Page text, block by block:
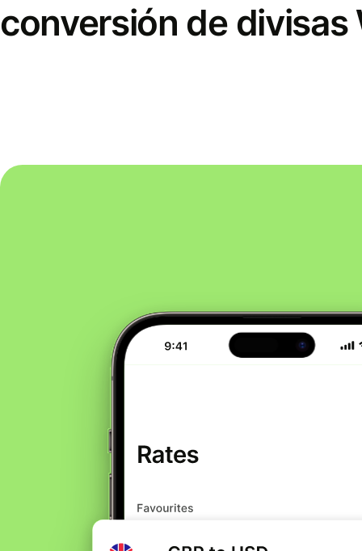
conversión de divisas